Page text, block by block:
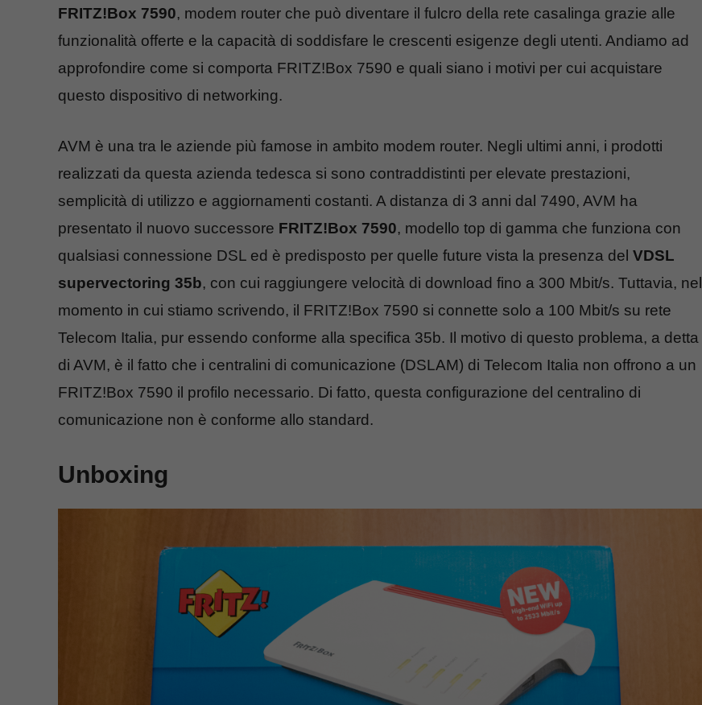
FRITZ!Box 7590, modem router che può diventare il fulcro della rete casalinga grazie alle
funzionalità offerte e la capacità di soddisfare le crescenti esigenze degli utenti. Andiamo ad
approfondire come si comporta FRITZ!Box 7590 e quali siano i motivi per cui acquistare
questo dispositivo di networking.
AVM è una tra le aziende più famose in ambito modem router. Negli ultimi anni, i prodotti
realizzati da questa azienda tedesca si sono contraddistinti per elevate prestazioni,
semplicità di utilizzo e aggiornamenti costanti. A distanza di 3 anni dal 7490, AVM ha
presentato il nuovo successore FRITZ!Box 7590, modello top di gamma che funziona con
qualsiasi connessione DSL ed è predisposto per quelle future vista la presenza del VDSL
supervectoring 35b, con cui raggiungere velocità di download fino a 300 Mbit/s. Tuttavia, nel
momento in cui stiamo scrivendo, il FRITZ!Box 7590 si connette solo a 100 Mbit/s su rete
Telecom Italia, pur essendo conforme alla specifica 35b. Il motivo di questo problema, a detta
di AVM, è il fatto che i centralini di comunicazione (DSLAM) di Telecom Italia non offrono a un
FRITZ!Box 7590 il profilo necessario. Di fatto, questa configurazione del centralino di
comunicazione non è conforme allo standard.
Unboxing